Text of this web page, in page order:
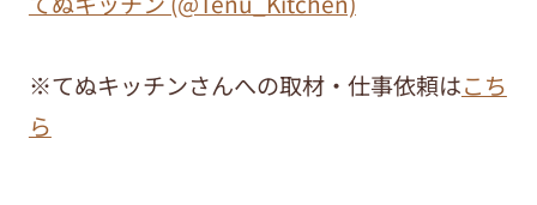
※てぬキッチンさんへの取材・仕事依頼はこち
ら